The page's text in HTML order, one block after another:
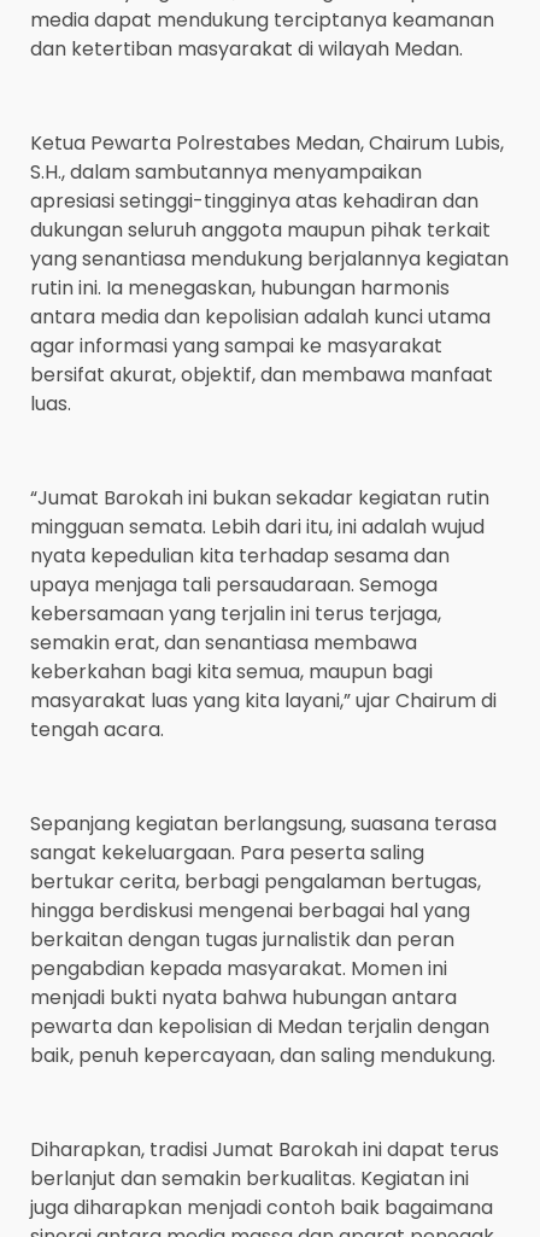
media dapat mendukung terciptanya keamanan
dan ketertiban masyarakat di wilayah Medan.
Ketua Pewarta Polrestabes Medan, Chairum Lubis,
S.H., dalam sambutannya menyampaikan
apresiasi setinggi-tingginya atas kehadiran dan
dukungan seluruh anggota maupun pihak terkait
yang senantiasa mendukung berjalannya kegiatan
rutin ini. Ia menegaskan, hubungan harmonis
antara media dan kepolisian adalah kunci utama
agar informasi yang sampai ke masyarakat
bersifat akurat, objektif, dan membawa manfaat
luas.
“Jumat Barokah ini bukan sekadar kegiatan rutin
mingguan semata. Lebih dari itu, ini adalah wujud
nyata kepedulian kita terhadap sesama dan
upaya menjaga tali persaudaraan. Semoga
kebersamaan yang terjalin ini terus terjaga,
semakin erat, dan senantiasa membawa
keberkahan bagi kita semua, maupun bagi
masyarakat luas yang kita layani,” ujar Chairum di
tengah acara.
Sepanjang kegiatan berlangsung, suasana terasa
sangat kekeluargaan. Para peserta saling
bertukar cerita, berbagi pengalaman bertugas,
hingga berdiskusi mengenai berbagai hal yang
berkaitan dengan tugas jurnalistik dan peran
pengabdian kepada masyarakat. Momen ini
menjadi bukti nyata bahwa hubungan antara
pewarta dan kepolisian di Medan terjalin dengan
baik, penuh kepercayaan, dan saling mendukung.
Diharapkan, tradisi Jumat Barokah ini dapat terus
berlanjut dan semakin berkualitas. Kegiatan ini
juga diharapkan menjadi contoh baik bagaimana